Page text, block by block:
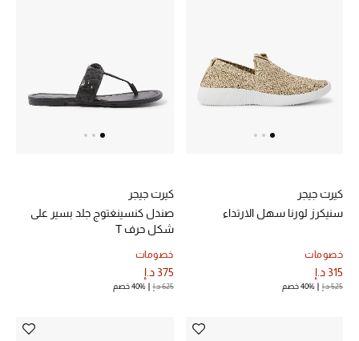
مستلزمات المنزل
جديد لدينا
كيرت جيجر
سنيكرز لورنا سهل الارتداء
خصومات
315 د.إ
525 د.إ 40% خصم
كيرت جيجر
صندل كنسينغتوج جلد بسير على
شكل حرف T
خصومات
375 د.إ
625 د.إ 40% خصم